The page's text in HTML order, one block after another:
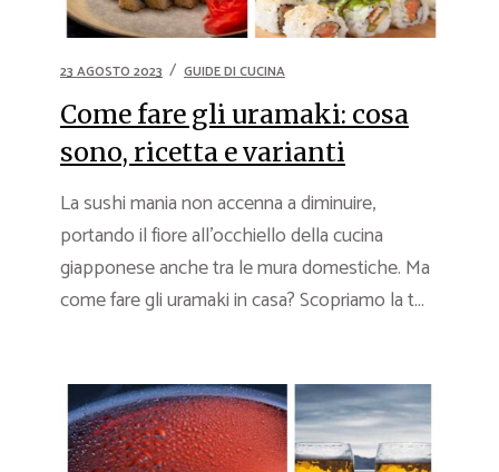
23 AGOSTO 2023 GUIDE DI CUCINA
Come fare gli uramaki: cosa
sono, ricetta e varianti
La sushi mania non accenna a diminuire,
portando il fiore all’occhiello della cucina
giapponese anche tra le mura domestiche. Ma
come fare gli uramaki in casa? Scopriamo la t...